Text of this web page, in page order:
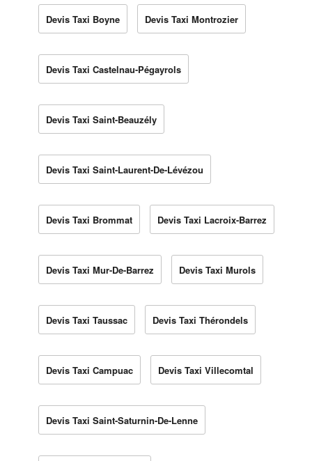
Devis Taxi Boyne Devis Taxi Montrozier
Devis Taxi Castelnau-Pégayrols
Devis Taxi Saint-Beauzély
Devis Taxi Saint-Laurent-De-Lévézou
Devis Taxi Brommat Devis Taxi Lacroix-Barrez
Devis Taxi Mur-De-Barrez Devis Taxi Murols
Devis Taxi Taussac Devis Taxi Thérondels
Devis Taxi Campuac Devis Taxi Villecomtal
Devis Taxi Saint-Saturnin-De-Lenne